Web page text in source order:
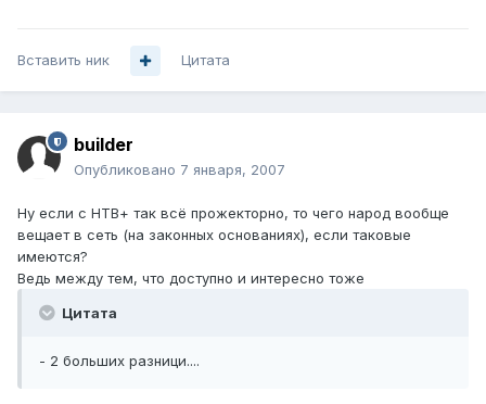
Вставить ник Цитата
builder
Опубликовано 7 января, 2007
Ну если с НТВ+ так всё прожекторно, то чего народ вообще
вещает в сеть (на законных основаниях), если таковые
имеются?
Ведь между тем, что доступно и интересно тоже
Цитата
- 2 больших разници....